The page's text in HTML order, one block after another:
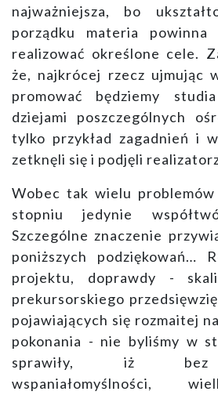
najważniejsza, bo
porządku materia powinna
realizować określone cele.
że, najkrócej rzecz ujmując
promować będziemy
dziejami poszczególnych
tylko przykład zagadnień i
zetknęli się i podjęli
Wobec tak wielu
stopniu jedynie
Szczególne znaczenie
poniższych podziękowań…
projektu, doprawdy -
prekursorskiego
pojawiających się rozmaitej
pokonania - nie byliśmy w
sprawiły, iż bez
wspaniałomyślności,